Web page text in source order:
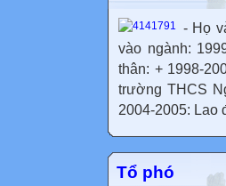
- Họ
vào ngành:
thân: + 1998-
trường THCS
2004-2005: Lao
Tổ phó